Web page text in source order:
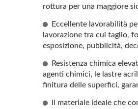
rottura per una maggiore
Eccellente lavorabilità
lavorazione tra cui taglio,
esposizione, pubblicità,
Resistenza chimica
agenti chimici, le lastre
finitura delle superfici,
Il materiale ideale che
Verde